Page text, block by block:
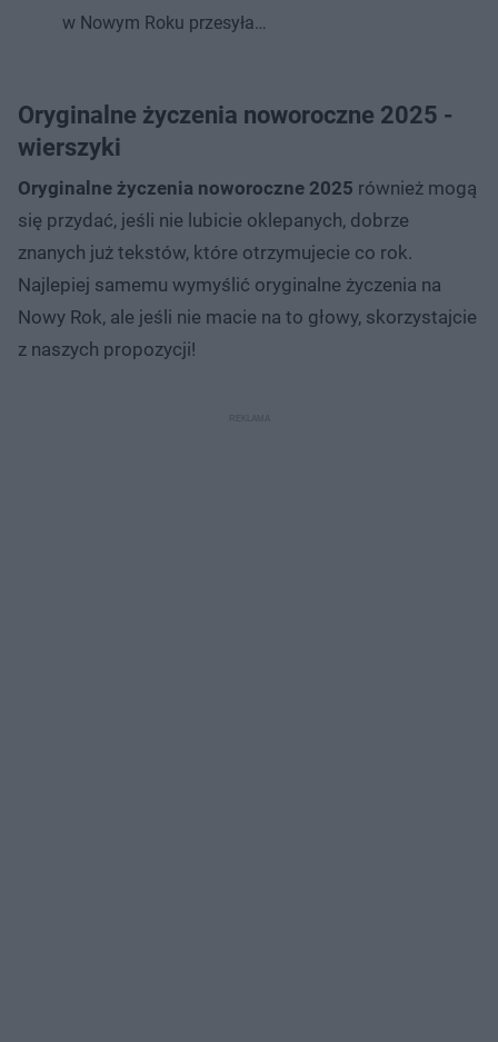
w Nowym Roku przesyła…
Oryginalne życzenia noworoczne 2025 -
wierszyki
Oryginalne życzenia noworoczne 2025 również mogą
się przydać, jeśli nie lubicie oklepanych, dobrze
znanych już tekstów, które otrzymujecie co rok.
Najlepiej samemu wymyślić oryginalne życzenia na
Nowy Rok, ale jeśli nie macie na to głowy, skorzystajcie
z naszych propozycji!